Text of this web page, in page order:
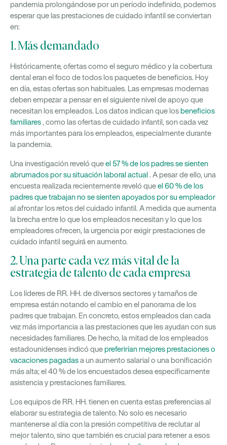
pandemia prolongándose por un período indefinido, podemos
esperar que las prestaciones de cuidado infantil se conviertan
en:
1. Más demandado
Históricamente, ofertas como el seguro médico y la cobertura
dental eran el foco de todos los paquetes de beneficios. Hoy
en día, estas ofertas son habituales. Las empresas modernas
deben empezar a pensar en el siguiente nivel de apoyo que
necesitan los empleados. Los datos indican que los beneficios
familiares, como las ofertas de cuidado infantil, son cada vez
más importantes para los empleados, especialmente durante
la pandemia.
Una investigación reveló queel 57 % de los padres se sienten
abrumados por su situación laboral actual . A pesar de ello, una
encuesta realizada recientemente reveló queel 60 % de los
padres que trabajan no se sienten apoyados por su empleador
al afrontar los retos del cuidado infantil. A medida que aumenta
la brecha entre lo que los empleados necesitan y lo que los
empleadores ofrecen, la urgencia por exigir prestaciones de
cuidado infantil seguirá en aumento.
2. Una parte cada vez más vital de la
estrategia de talento de cada empresa
Los líderes de RR. HH. de diversos sectores y tamaños de
empresa están notando el cambio en el panorama de los
padres que trabajan. En concreto, estos empleados dan cada
vez más importancia a las prestaciones que les ayudan con sus
necesidades familiares. De hecho, la mitad de los empleados
estadounidenses indicó quepreferirían mejores prestaciones o
vacaciones pagadasa un aumento salarial o una bonificación
más alta; el 40 % de los encuestados desea específicamente
asistencia y prestaciones familiares.
Los equipos de RR. HH. tienen en cuenta estas preferencias al
elaborar su estrategia de talento. No solo es necesario
mantenerse al día con la presión competitiva de reclutar al
mejor talento, sino que también es crucial para retener a esos